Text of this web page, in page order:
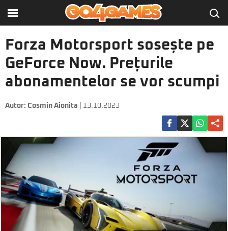
Forza Motorsport sosește pe
GeForce Now. Prețurile
abonamentelor se vor scumpi
Autor: Cosmin Aionita | 13.10.2023